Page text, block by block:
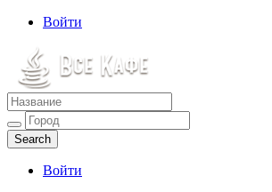
Войти
Все кафе города
Каталог хороших кафе
Войти